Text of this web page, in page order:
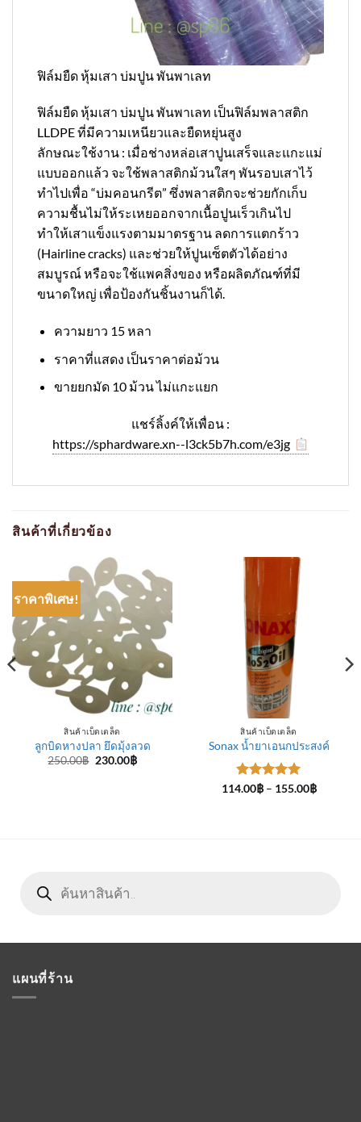
ฟิล์มยืด หุ้มเสา บ่มปูน พันพาเลท
ฟิล์มยืด หุ้มเสา บ่มปูน พันพาเลท เป็นฟิล์มพลาสติก
LLDPE ที่มีความเหนียวและยืดหยุ่นสูง
ลักษณะใช้งาน : เมื่อช่างหล่อเสาปูนเสร็จและแกะแม่
แบบออกแล้ว จะใช้พลาสติกม้วนใสๆ พันรอบเสาไว้
ทำไปเพื่อ “บ่มคอนกรีต” ซึ่งพลาสติกจะช่วยกักเก็บ
ความชื้นไม่ให้ระเหยออกจากเนื้อปูนเร็วเกินไป
ทำให้เสาแข็งแรงตามมาตรฐาน ลดการแตกร้าว
(Hairline cracks) และช่วยให้ปูนเซ็ตตัวได้อย่าง
สมบูรณ์ หรือจะใช้แพคสิ่งของ หรือผลิตภัณฑ์ที่มี
ขนาดใหญ่ เพื่อป้องกันชิ้นงานก็ได้.
ความยาว 15 หลา
ราคาที่แสดง เป็นราคาต่อม้วน
ขายยกมัด 10 ม้วน ไม่แกะแยก
แชร์ลิ้งค์ให้เพื่อน :
https://sphardware.xn--l3ck5b7h.com/e3jg
สินค้าที่เกี่ยวข้อง
ราคาพิเศษ!
สินค้าเบ็ดเตล็ด
ลูกบิดหางปลา ยึดมุ้งลวด
250.00฿ Original
230.00฿Current
สินค้าเบ็ดเตล็ด
Sonax น้ำยาเอนกประสงค์
ให้คะแนน
114.00฿ – 155.00฿Price
search
แผนที่ร้าน